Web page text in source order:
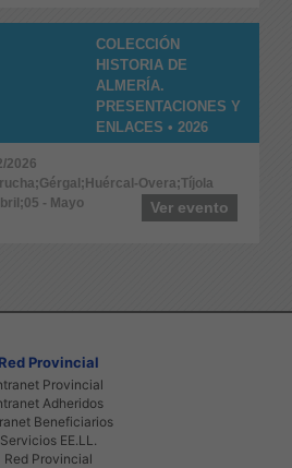
COLECCIÓN
HISTORIA DE
ALMERÍA.
PRESENTACIONES Y
ENLACES • 2026
2026
Overa;Tíjola
- Mayo
Ver evento
Red Provincial
Provincial
Adheridos
Beneficiarios
Servicios EE.LL.
Red Provincial